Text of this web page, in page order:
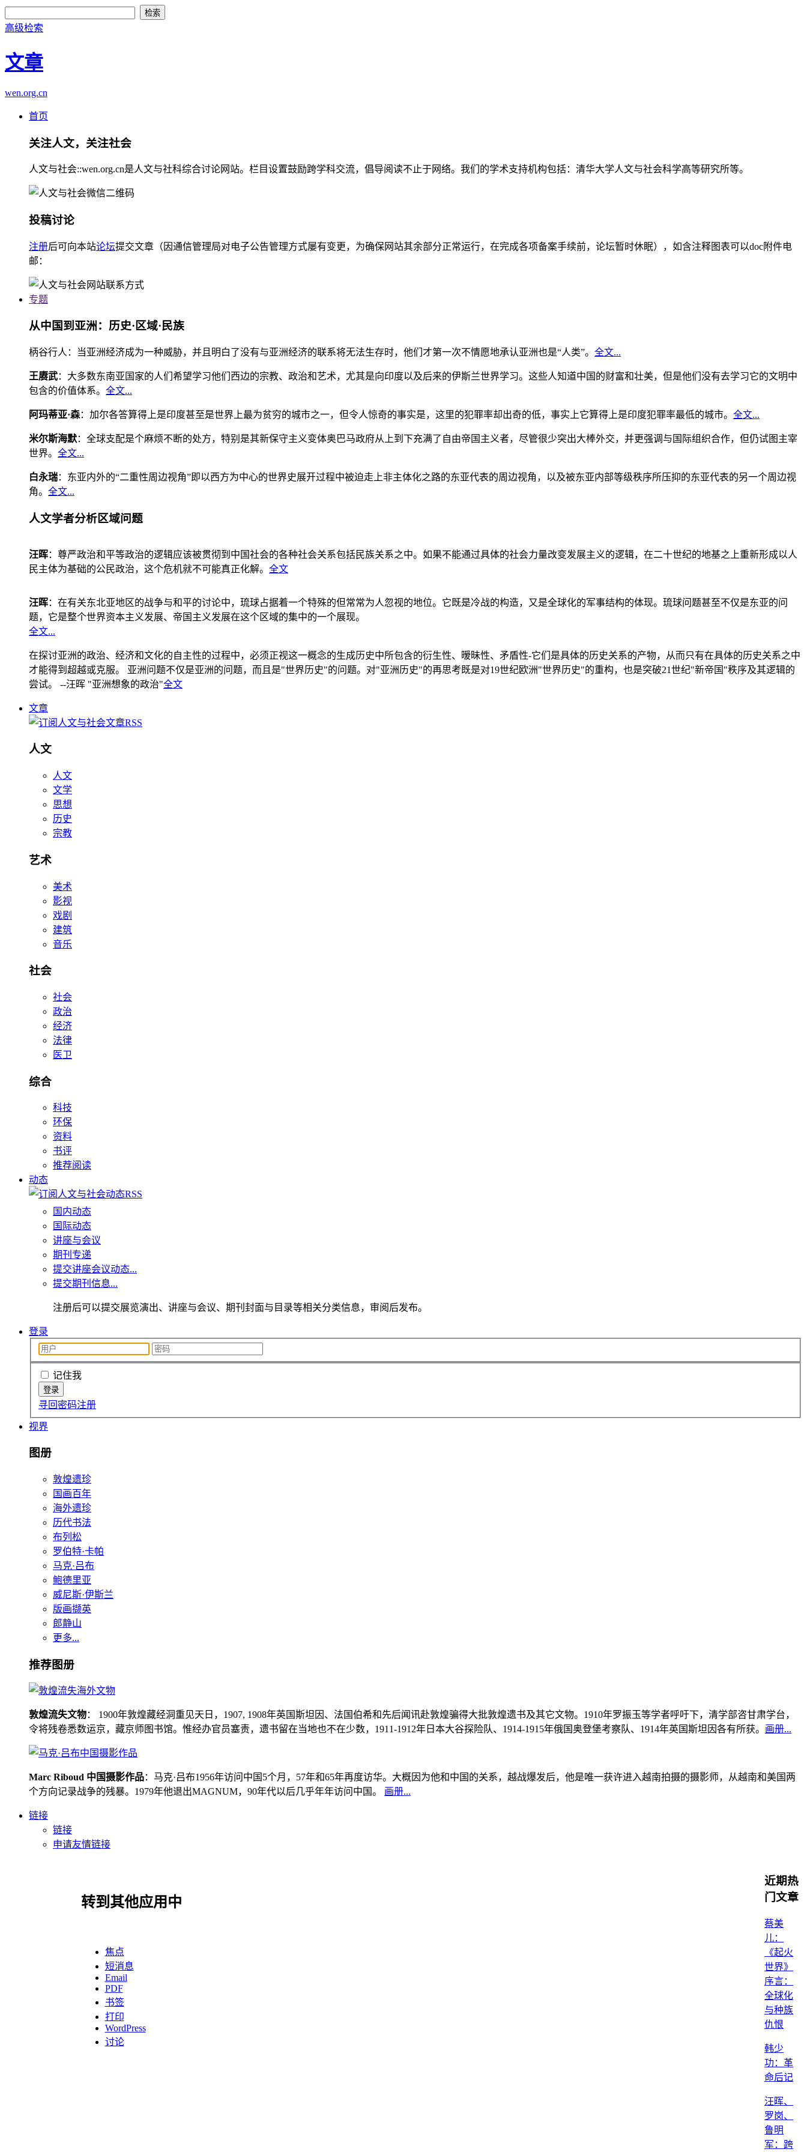
高级检索
文章
wen.org.cn
首页
关注人文，关注社会
人文与社会::wen.org.cn是人文与社科综合讨论网站。栏目设置鼓励跨学科交流，倡导阅读不止于网络。我们的学术支持机构包括：清华大学人文与社会科学高等研究所等。
投稿讨论
注册后可向本站论坛提交文章（因通信管理局对电子公告管理方式屡有变更，为确保网站其余部分正常运行，在完成各项备案手续前，论坛暂时休眠），如含注释图表可以doc附件电
邮：
专题
从中国到亚洲：历史·区域·民族
柄谷行人：当亚洲经济成为一种威胁，并且明白了没有与亚洲经济的联系将无法生存时，他们才第一次不情愿地承认亚洲也是“人类”。 全文...
王赓武：大多数东南亚国家的人们希望学习他们西边的宗教、政治和艺术，尤其是向印度以及后来的伊斯兰世界学习。这些人知道中国的财富和壮美，但是他们没有去学习它的文明中
包含的价值体系。 全文...
阿玛蒂亚·森：加尔各答算得上是印度甚至是世界上最为贫穷的城市之一，但令人惊奇的事实是，这里的犯罪率却出奇的低，事实上它算得上是印度犯罪率最低的城市。 全文...
米尔斯海默：全球支配是个麻烦不断的处方，特别是其新保守主义变体奥巴马政府从上到下充满了自由帝国主义者，尽管很少突出大棒外交，并更强调与国际组织合作，但仍试图主宰
世界。 全文...
白永瑞：东亚内外的“二重性周边视角”即以西方为中心的世界史展开过程中被迫走上非主体化之路的东亚代表的周边视角，以及被东亚内部等级秩序所压抑的东亚代表的另一个周边视
角。 全文...
人文学者分析区域问题
汪晖：尊严政治和平等政治的逻辑应该被贯彻到中国社会的各种社会关系包括民族关系之中。如果不能通过具体的社会力量改变发展主义的逻辑，在二十世纪的地基之上重新形成以人
民主体为基础的公民政治，这个危机就不可能真正化解。 全文
汪晖：在有关东北亚地区的战争与和平的讨论中，琉球占据着一个特殊的但常常为人忽视的地位。它既是冷战的构造，又是全球化的军事结构的体现。琉球问题甚至不仅是东亚的问
题，它是整个世界资本主义发展、帝国主义发展在这个区域的集中的一个展现。
全文...
在探讨亚洲的政治、经济和文化的自主性的过程中，必须正视这一概念的生成历史中所包含的衍生性、暧昧性、矛盾性-它们是具体的历史关系的产物，从而只有在具体的历史关系之中
才能得到超越或克服。 亚洲问题不仅是亚洲的问题，而且是"世界历史"的问题。对"亚洲历史"的再思考既是对19世纪欧洲"世界历史"的重构，也是突破21世纪"新帝国"秩序及其逻辑的
尝试。 --汪晖 "亚洲想象的政治"全文
文章
人文
人文
文学
思想
历史
宗教
艺术
美术
影视
戏剧
建筑
音乐
社会
社会
政治
经济
法律
医卫
综合
科技
环保
资料
书评
推荐阅读
动态
国内动态
国际动态
讲座与会议
期刊专递
提交讲座会议动态...
提交期刊信息...
注册后可以提交展览演出、讲座与会议、期刊封面与目录等相关分类信息，审阅后发布。
登录
记住我
寻回密码注册
视界
图册
敦煌遗珍
国画百年
海外遗珍
历代书法
布列松
罗伯特·卡帕
马克·吕布
鲍德里亚
威尼斯·伊斯兰
版画撷英
郎静山
更多...
推荐图册
敦煌流失文物： 1900年敦煌藏经洞重见天日，1907, 1908年英国斯坦因、法国伯希和先后闻讯赴敦煌骗得大批敦煌遗书及其它文物。1910年罗振玉等学者呼吁下，清学部咨甘肃学台，
令将残卷悉数运京，藏京师图书馆。惟经办官员塞责，遗书留在当地也不在少数，1911-1912年日本大谷探险队、1914-1915年俄国奥登堡考察队、1914年英国斯坦因各有所获。 画册...
Marc Riboud 中国摄影作品：马克·吕布1956年访问中国5个月，57年和65年再度访华。大概因为他和中国的关系，越战爆发后，他是唯一获许进入越南拍摄的摄影师，从越南和美国两
个方向记录战争的残暴。1979年他退出MAGNUM，90年代以后几乎年年访问中国。 画册...
链接
链接
申请友情链接
转到其他应用中
焦点
短消息
Email
PDF
书签
打印
WordPress
讨论
近期热
门文章
蔡美
儿：
《起火
世界》
序言：
全球化
与种族
仇恨
韩少
功：革
命后记
汪晖、
罗岗、
鲁明
军：跨